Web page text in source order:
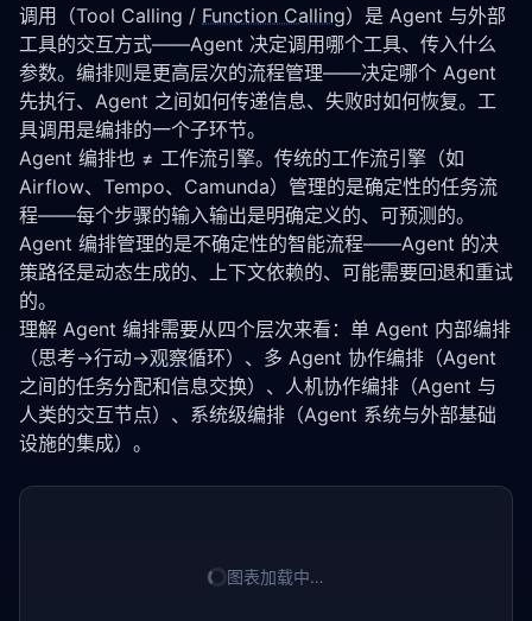
调用（Tool Calling / Function Calling）是 Agent 与外部
工具的交互方式——Agent 决定调用哪个工具、传入什么
参数。编排则是更高层次的流程管理——决定哪个 Agent
先执行、Agent 之间如何传递信息、失败时如何恢复。工
具调用是编排的一个子环节。
Agent 编排也 ≠ 工作流引擎。传统的工作流引擎（如
Airflow、Tempo、Camunda）管理的是确定性的任务流
程——每个步骤的输入输出是明确定义的、可预测的。
Agent 编排管理的是不确定性的智能流程——Agent 的决
策路径是动态生成的、上下文依赖的、可能需要回退和重试
的。
理解 Agent 编排需要从四个层次来看：单 Agent 内部编排
（思考→行动→观察循环）、多 Agent 协作编排（Agent
之间的任务分配和信息交换）、人机协作编排（Agent 与
人类的交互节点）、系统级编排（Agent 系统与外部基础
设施的集成）。
图表加载中…